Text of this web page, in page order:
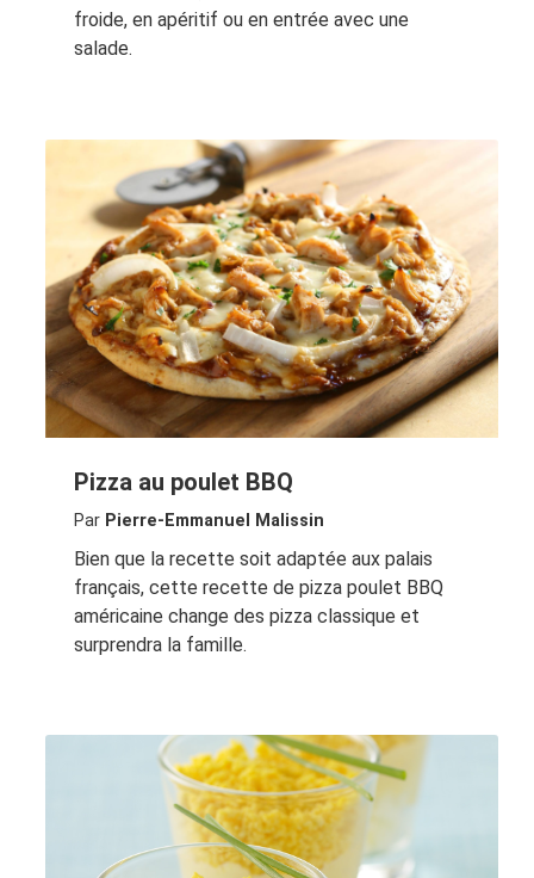
froide, en apéritif ou en entrée avec une
salade.
Pizza au poulet BBQ
Par Pierre-Emmanuel Malissin
Bien que la recette soit adaptée aux palais
français, cette recette de pizza poulet BBQ
américaine change des pizza classique et
surprendra la famille.